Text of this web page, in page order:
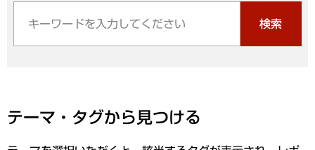
検索
テーマ・タグから見つける